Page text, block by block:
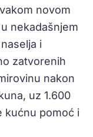
novom
nekadašnjem
i
zatvorenih
nakon
uz 1.600
kućnu pomoć i